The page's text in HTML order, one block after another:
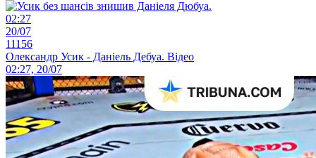
02:27
20/07
11156
Олександр Усик - Даніель Дебуа. Відео
02:27, 20/07